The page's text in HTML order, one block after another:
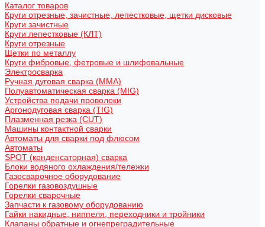
Каталог товаров
Круги отрезные, зачистные, лепестковые, щетки дисковые
Круги зачистные
Круги лепестковые (КЛТ)
Круги отрезные
Щетки по металлу
Круги фибровые, фетровые и шлифовальные
Электросварка
Ручная дуговая сварка (MMA)
Полуавтоматическая сварка (MIG)
Устройства подачи проволоки
Аргонодуговая сварка (TIG)
Плазменная резка (CUT)
Машины контактной сварки
Автоматы для сварки под флюсом
Автоматы
SPOT (конденсаторная) сварка
Блоки водяного охлаждения/тележки
Газосварочное оборудование
Горелки газовоздушные
Горелки сварочные
Запчасти к газовому оборудованию
Гайки накидные, ниппеля, переходники и тройники
Клапаны обратные и огнепреградительные